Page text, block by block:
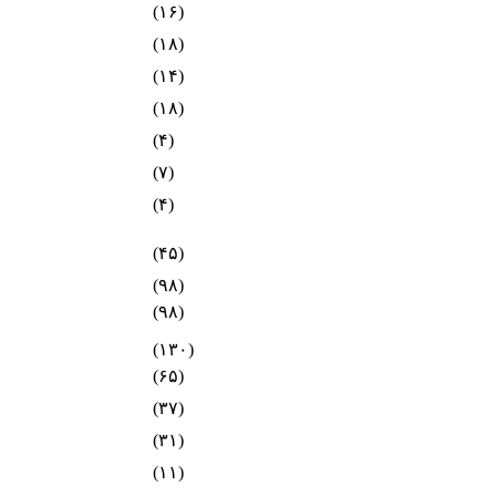
(۱۶)
(۱۸)
(۱۴)
(۱۸)
(۴)
(۷)
(۴)
(۴۵)
(۹۸)
(۹۸)
(۱۳۰)
(۶۵)
(۳۷)
(۳۱)
(۱۱)